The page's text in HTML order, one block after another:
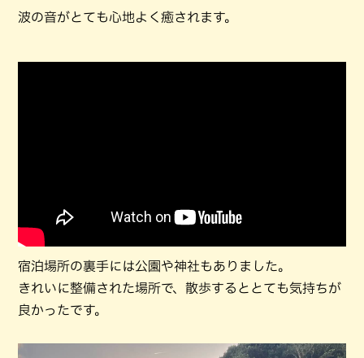
波の音がとても心地よく癒されます。
宿泊場所の裏手には公園や神社もありました。
きれいに整備された場所で、散歩するととても気持ちが
良かったです。